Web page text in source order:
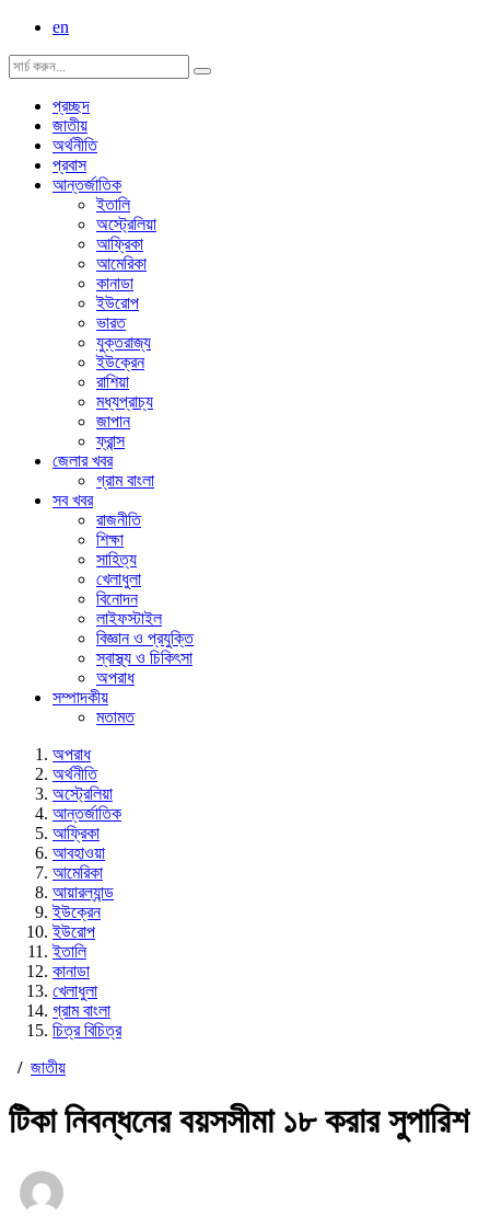
en
প্রচ্ছদ
জাতীয়
অর্থনীতি
প্রবাস
আন্তর্জাতিক
ইতালি
অস্ট্রেলিয়া
আফ্রিকা
আমেরিকা
কানাডা
ইউরোপ
ভারত
যুক্তরাজ্য
ইউক্রেন
রাশিয়া
মধ্যপ্রাচ্য
জাপান
ফ্রান্স
জেলার খবর
গ্রাম বাংলা
সব খবর
রাজনীতি
শিক্ষা
সাহিত্য
খেলাধুলা
বিনোদন
লাইফস্টাইল
বিজ্ঞান ও প্রযুক্তি
স্বাস্থ্য ও চিকিৎসা
অপরাধ
সম্পাদকীয়
মতামত
অপরাধ
অর্থনীতি
অস্ট্রেলিয়া
আন্তর্জাতিক
আফ্রিকা
আবহাওয়া
আমেরিকা
আয়ারল্যান্ড
ইউক্রেন
ইউরোপ
ইতালি
কানাডা
খেলাধুলা
গ্রাম বাংলা
চিত্র বিচিত্র
/ জাতীয়
টিকা নিবন্ধনের বয়সসীমা ১৮ করার সুপারিশ